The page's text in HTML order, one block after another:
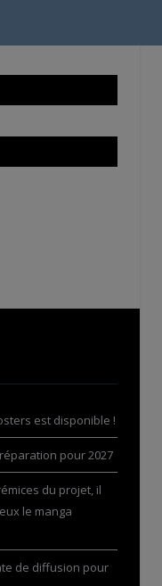
est disponible !
pour 2027
du projet, il
le manga
de diffusion pour